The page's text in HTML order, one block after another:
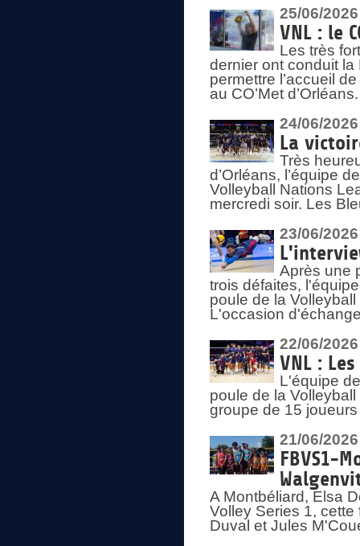
25/06/2026
VNL : le
Les très
dernier ont conduit
permettre l’accueil
au CO’Met d’Orléans.
24/06/2026
La
Très
d’Orléans, l’équipe
Volleyball Nations
mercredi soir. Les
23/06/2026
Après une
trois défaites,
poule de la
L'occasion
22/06/2026
VNL :
L'équipe
poule de la
groupe de 15
21/06/2026
FBVS1-
A Montbéliard, Elsa
Volley Series 1,
Duval et Jules